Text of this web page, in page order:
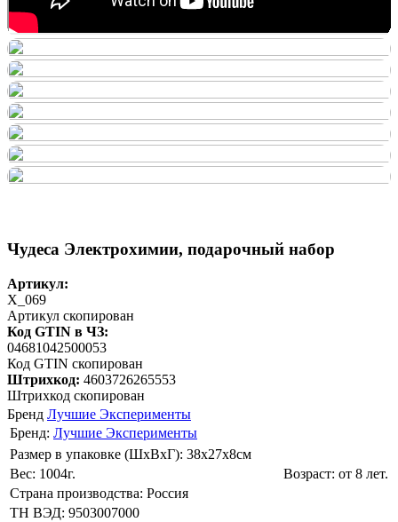
Чудеса Электрохимии, подарочный набор
Артикул:
X_069
Артикул скопирован
Код GTIN в ЧЗ:
04681042500053
Код GTIN скопирован
Штрихкод: 4603726265553
Штрихкод скопирован
Бренд Лучшие Эксперименты
Бренд: Лучшие Эксперименты
Размер в упаковке (ШхВxГ): 38х27х8cм
Вес: 1004г.
Возраст: от 8 лет.
Страна производства: Россия
ТН ВЭД: 9503007000